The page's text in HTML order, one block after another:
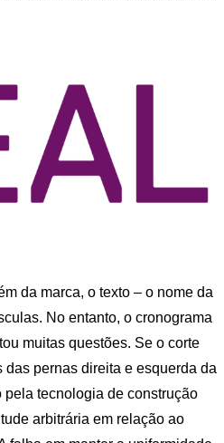
da marca, o texto – o nome da
No entanto, o cronograma
muitas questões. Se o corte
pernas direita e esquerda da
pela tecnologia de construção
arbitrária em relação ao